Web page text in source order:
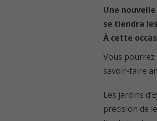
Une
se tiendra
À cette
Vous pourrez
savoir-faire
Les jardins
précision de